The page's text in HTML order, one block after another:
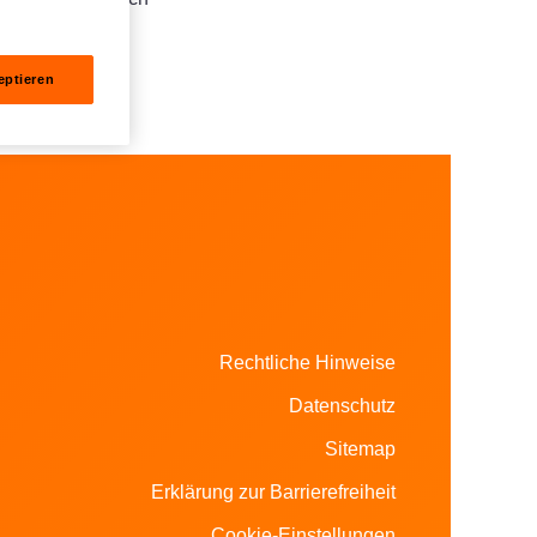
steht.
Rechtliche Hinweise
Datenschutz
Sitemap
Erklärung zur Barrierefreiheit